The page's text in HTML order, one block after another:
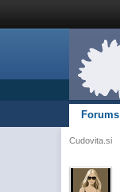
Forums
Cudovita.si